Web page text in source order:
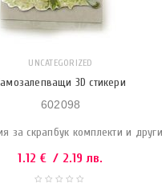
UNCATEGORIZED
3D стикери
602098
за скрапбук комплекти и
1.12 € / 2.19 лв.